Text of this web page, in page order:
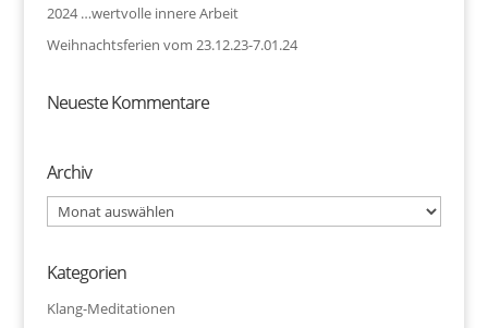
2024 …wertvolle innere Arbeit
Weihnachtsferien vom 23.12.23-7.01.24
Neueste Kommentare
Archiv
Archiv
Kategorien
Klang-Meditationen